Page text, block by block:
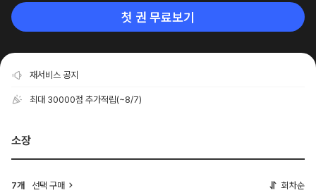
첫 권 무료보기
재서비스 공지
최대 30000점 추가적립(~8/7)
소장
7개 선택 구매 회차순